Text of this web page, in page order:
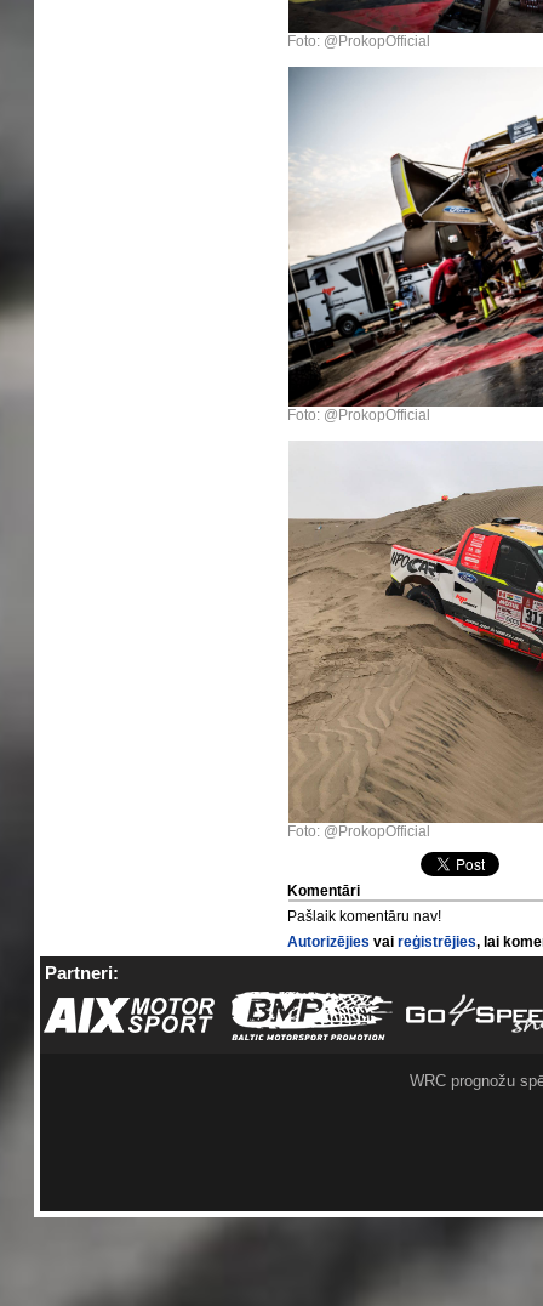
Foto: @ProkopOfficial
Foto: @ProkopOfficial
Foto: @ProkopOfficial
Komentāri
Pašlaik komentāru nav!
Autorizējies vaireģistrējies, lai
Partneri:
WRC prognožu